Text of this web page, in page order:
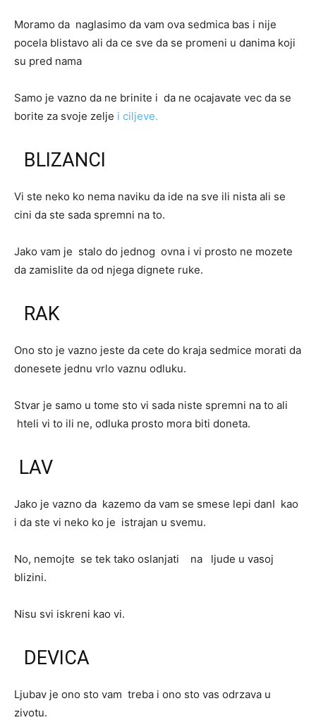
Moramo da naglasimo da vam ova sedmica bas i nije
pocela blistavo ali da ce sve da se promeni u danima koji
su pred nama
Samo je vazno da ne brinite i da ne ocajavate vec da se
borite za svoje zelje i ciljeve.
BLIZANCI
Vi ste neko ko nema naviku da ide na sve ili nista ali se
cini da ste sada spremni na to.
Jako vam je stalo do jednog ovna i vi prosto ne mozete
da zamislite da od njega dignete ruke.
RAK
Ono sto je vazno jeste da cete do kraja sedmice morati da
donesete jednu vrlo vaznu odluku.
Stvar je samo u tome sto vi sada niste spremni na to ali
hteli vi to ili ne, odluka prosto mora biti doneta.
LAV
Jako je vazno da kazemo da vam se smese lepi danI kao
i da ste vi neko ko je istrajan u svemu.
No, nemojte se tek tako oslanjati na ljude u vasoj
blizini.
Nisu svi iskreni kao vi.
DEVICA
Ljubav je ono sto vam treba i ono sto vas odrzava u
zivotu.